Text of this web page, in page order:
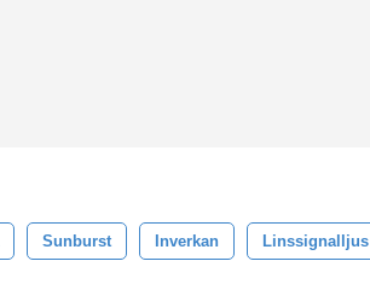
Sunburst Inverkan Linssignalljus